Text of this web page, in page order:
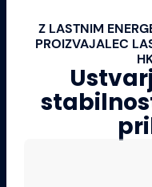
Z LASTNIM
PROIZVAJALEC